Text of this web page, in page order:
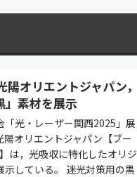
陽オリエントジャパン，
」素材を展示
「光・レーザー関西2025」展
陽オリエントジャパン【ブー
は，光吸収に特化したオリジ
示している。 迷光対策用の黒